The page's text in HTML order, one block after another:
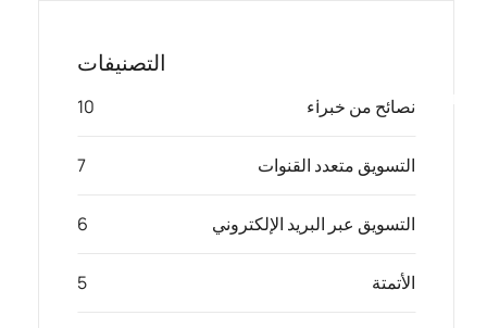
التسويق الذكي، مدعوم بالذكاء الصناعي
التصنيفات
نصائح من خبراء 10
التسويق متعدد القنوات 7
التسويق عبر البريد الإلكتروني 6
الأتمتة 5